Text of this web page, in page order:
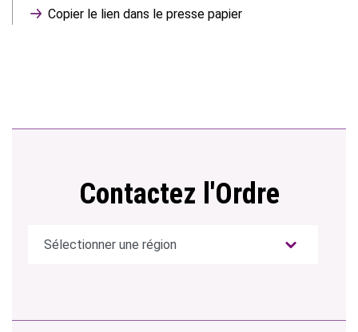
Copier le lien dans le presse papier
Contactez l'Ordre